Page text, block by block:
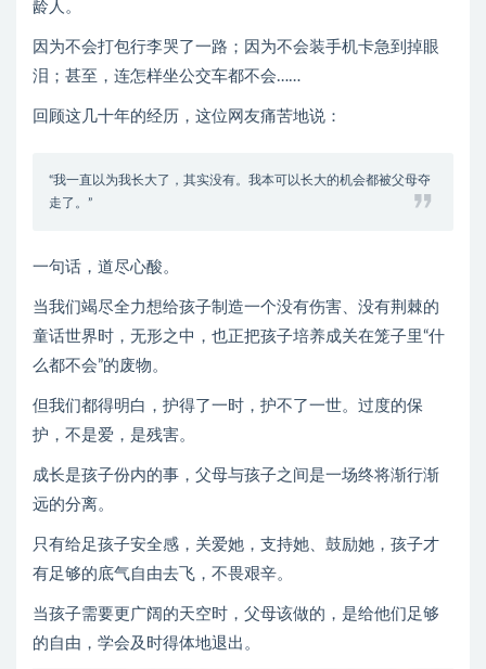
龄人。
因为不会打包行李哭了一路；因为不会装手机卡急到掉眼
泪；甚至，连怎样坐公交车都不会……
回顾这几十年的经历，这位网友痛苦地说：
“我一直以为我长大了，其实没有。我本可以长大的机会都被父母夺
走了。”
一句话，道尽心酸。
当我们竭尽全力想给孩子制造一个没有伤害、没有荆棘的
童话世界时，无形之中，也正把孩子培养成关在笼子里“什
么都不会”的废物。
但我们都得明白，护得了一时，护不了一世。过度的保
护，不是爱，是残害。
成长是孩子份内的事，父母与孩子之间是一场终将渐行渐
远的分离。
只有给足孩子安全感，关爱她，支持她、鼓励她，孩子才
有足够的底气自由去飞，不畏艰辛。
当孩子需要更广阔的天空时，父母该做的，是给他们足够
的自由，学会及时得体地退出。